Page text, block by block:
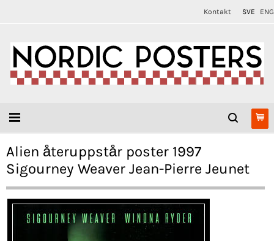
Kontakt SVE ENG
Alien återuppstår poster 1997
Sigourney Weaver Jean-Pierre Jeunet